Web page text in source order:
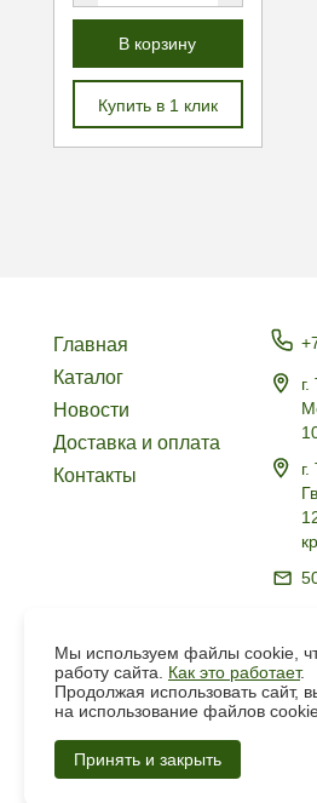
В корзину
Купить в 1 клик
Главная
Каталог
Новости
Доставка и оплата
Контакты
Мы используем файлы cookie,
работу сайта. Как это работает.
Продолжая использовать сайт,
на использование файлов
Принять и закрыть